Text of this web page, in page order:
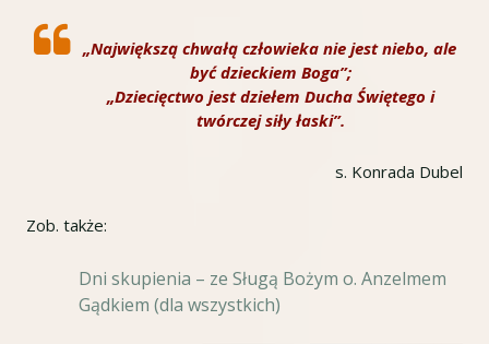
„Największą chwałą człowieka nie jest niebo, ale
być dzieckiem Boga”;
„Dziecięctwo jest dziełem Ducha Świętego i
twórczej siły łaski”.
s. Konrada Dubel
Zob. także:
Dni skupienia – ze Sługą Bożym o. Anzelmem
Gądkiem (dla wszystkich)